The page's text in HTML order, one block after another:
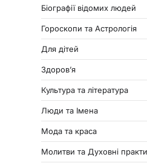
Біографії відомих людей
Гороскопи та Астрологія
Для дітей
Здоровʼя
Культура та література
Люди та Імена
Мода та краса
Молитви та Духовні